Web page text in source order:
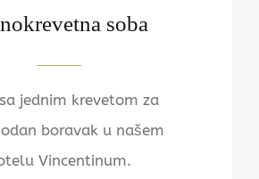
soba
jednim krevetom za
boravak u našem
Vincentinum.